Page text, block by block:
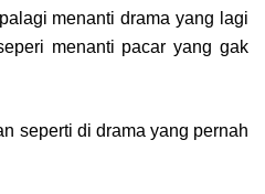
menanti drama yang lagi
menanti pacar yang gak
seperti di drama yang pernah